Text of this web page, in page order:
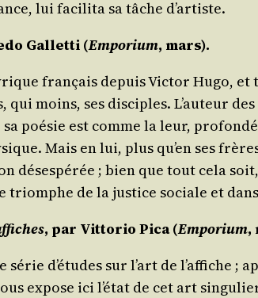
lui faci­li­ta sa tâche d’artiste.
Gal­let­ti (Empo­rium, mars).
fran­çais depuis Vic­tor Hugo,
moins, ses dis­ciples. L’au­teur des
sa poé­sie est comme la leur,
Mais en lui, plus qu’en ses
déses­pé­rée ; bien que tout cela
de la jus­tice sociale et
, par Vit­to­rio Pica(Empo­rium,
série d’é­tudes sur l’art de
expose ici l’é­tat de cet art